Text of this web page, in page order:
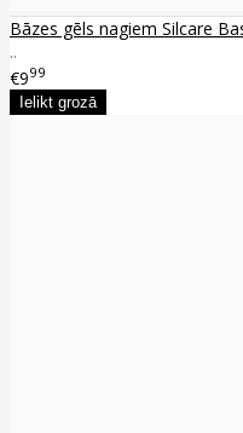
Bāzes gēls nagiem Silcare
..
€999